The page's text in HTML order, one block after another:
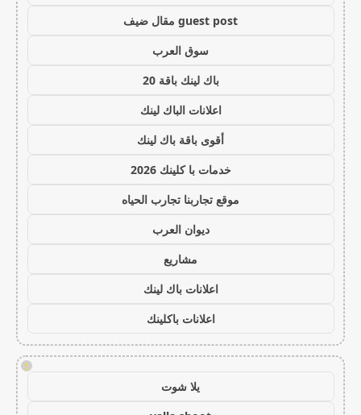
guest post مقال ضيف
سوق العرب
باك لينك باقة 20
اعلانات الباك لينك
أقوى باقة باك لينك
خدمات با كلينك 2026
موقع تجاربنا تجارب الحياه
ديوان العرب
مشاريع
اعلانات باك لينك
اعلانات باكلينك
!
يلا شوت